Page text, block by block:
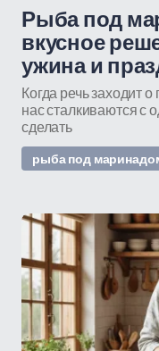
Рыба под
вкусное
ужина и
Когда речь заходит
нас сталкиваются с
сделать
рыба под